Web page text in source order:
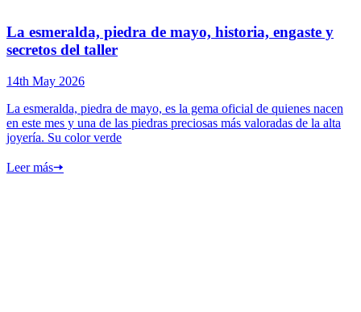
La esmeralda, piedra de mayo, historia, engaste y
secretos del taller
14th May 2026
La esmeralda, piedra de mayo, es la gema oficial de quienes nacen
en este mes y una de las piedras preciosas más valoradas de la alta
joyería. Su color verde
Leer más🠦